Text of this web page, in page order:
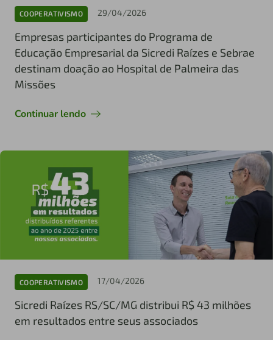
COOPERATIVISMO 29/04/2026
Empresas participantes do Programa de
Educação Empresarial da Sicredi Raízes e Sebrae
destinam doação ao Hospital de Palmeira das
Missões
Continuar lendo
COOPERATIVISMO 17/04/2026
Sicredi Raízes RS/SC/MG distribui R$ 43 milhões
em resultados entre seus associados